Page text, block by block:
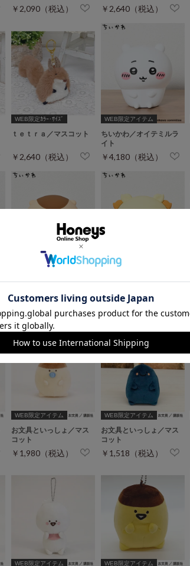
￥2,090（税込） ￥2,640（税込）
WEB限定ｶﾗｰ･ｻｲｽﾞ
ｔｅｔｒａ／マスコット
￥2,640（税込）
WEB限定アイテム
ちいかわ／オイテミルラ
イト
￥4,180（税込）
WEB限定アイテム
ちいかわ／オイテミルラ
￥4,180（税込）
WEB限定アイテム
ちいかわ／オイテミルラ
￥4,180（税込）
WEB限定アイテム
お文具といっしょ／マス
コット
￥1,980（税込）
WEB限定アイテム
お文具といっしょ／マス
コット
￥1,518（税込）
WEB限定アイテム WEB限定アイテム